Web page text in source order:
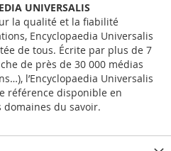
UNIVERSALIS
la qualité et la fiabilité
Encyclopaedia Universalis
de tous. Écrite par plus de 7
de près de 30 000 médias
l’Encyclopaedia Universalis
référence disponible en
du savoir.